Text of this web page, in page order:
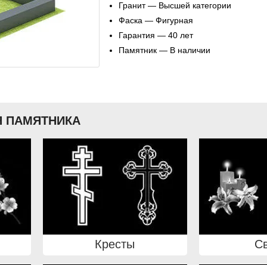
Гранит — Высшей категории
Фаска — Фигурная
Гарантия — 40 лет
Памятник — В наличии
ПАМЯТНИКА
Кресты